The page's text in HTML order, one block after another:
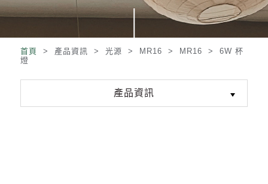
首頁 > 產品資訊 > 光源 > MR16 > MR16 > 6W 杯
燈
產品資訊